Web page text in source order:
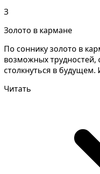
З
Золото в кармане
По соннику золото в
возможных
столкнуться в
Читать